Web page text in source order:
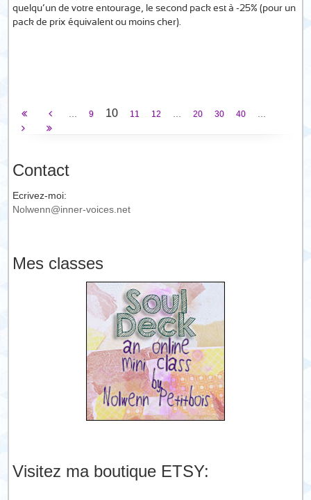
quelqu’un de votre entourage, le second pack est à -25% (pour un
pack de prix équivalent ou moins cher).
9 10 11 12 20 30 40
Contact
Ecrivez-moi:
Nolwenn@inner-voices.net
Mes classes
Visitez ma boutique ETSY: